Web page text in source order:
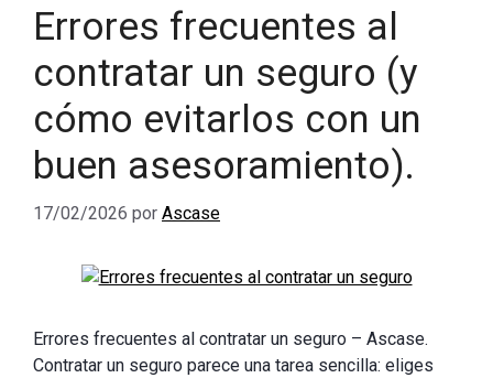
Errores frecuentes al
contratar un seguro (y
cómo evitarlos con un
buen asesoramiento).
17/02/2026 por Ascase
Errores frecuentes al contratar un seguro – Ascase.
Contratar un seguro parece una tarea sencilla: eliges